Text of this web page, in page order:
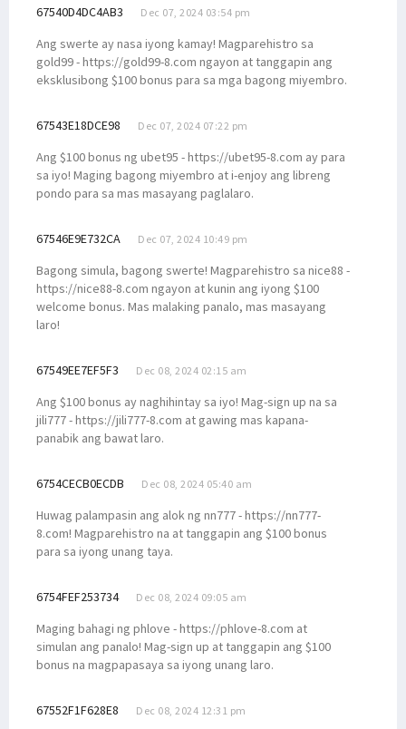
67540D4DC4AB3 Dec 07, 2024 03:54 pm
Ang swerte ay nasa iyong kamay! Magparehistro sa
gold99 - https://gold99-8.com ngayon at tanggapin ang
eksklusibong $100 bonus para sa mga bagong miyembro.
67543E18DCE98 Dec 07, 2024 07:22 pm
Ang $100 bonus ng ubet95 - https://ubet95-8.com ay para
sa iyo! Maging bagong miyembro at i-enjoy ang libreng
pondo para sa mas masayang paglalaro.
67546E9E732CA Dec 07, 2024 10:49 pm
Bagong simula, bagong swerte! Magparehistro sa nice88 -
https://nice88-8.com ngayon at kunin ang iyong $100
welcome bonus. Mas malaking panalo, mas masayang
laro!
67549EE7EF5F3 Dec 08, 2024 02:15 am
Ang $100 bonus ay naghihintay sa iyo! Mag-sign up na sa
jili777 - https://jili777-8.com at gawing mas kapana-
panabik ang bawat laro.
6754CECB0ECDB Dec 08, 2024 05:40 am
Huwag palampasin ang alok ng nn777 - https://nn777-
8.com! Magparehistro na at tanggapin ang $100 bonus
para sa iyong unang taya.
6754FEF253734 Dec 08, 2024 09:05 am
Maging bahagi ng phlove - https://phlove-8.com at
simulan ang panalo! Mag-sign up at tanggapin ang $100
bonus na magpapasaya sa iyong unang laro.
67552F1F628E8 Dec 08, 2024 12:31 pm